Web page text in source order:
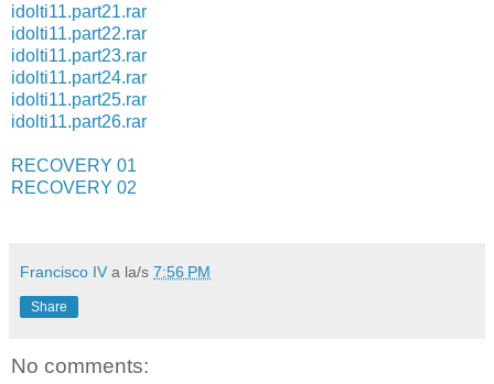
idolti11.part21.rar
idolti11.part22.rar
idolti11.part23.rar
idolti11.part24.rar
idolti11.part25.rar
idolti11.part26.rar
RECOVERY 01
RECOVERY 02
Francisco IV a la/s 7:56 PM
Share
No comments: